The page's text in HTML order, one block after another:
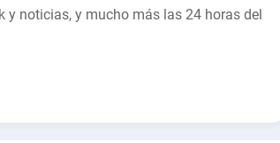
y noticias, y mucho más las 24 horas del